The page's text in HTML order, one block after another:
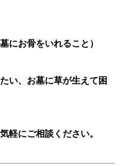
にお骨をいれること）
い、お墓に草が生えて困
軽にご相談ください。